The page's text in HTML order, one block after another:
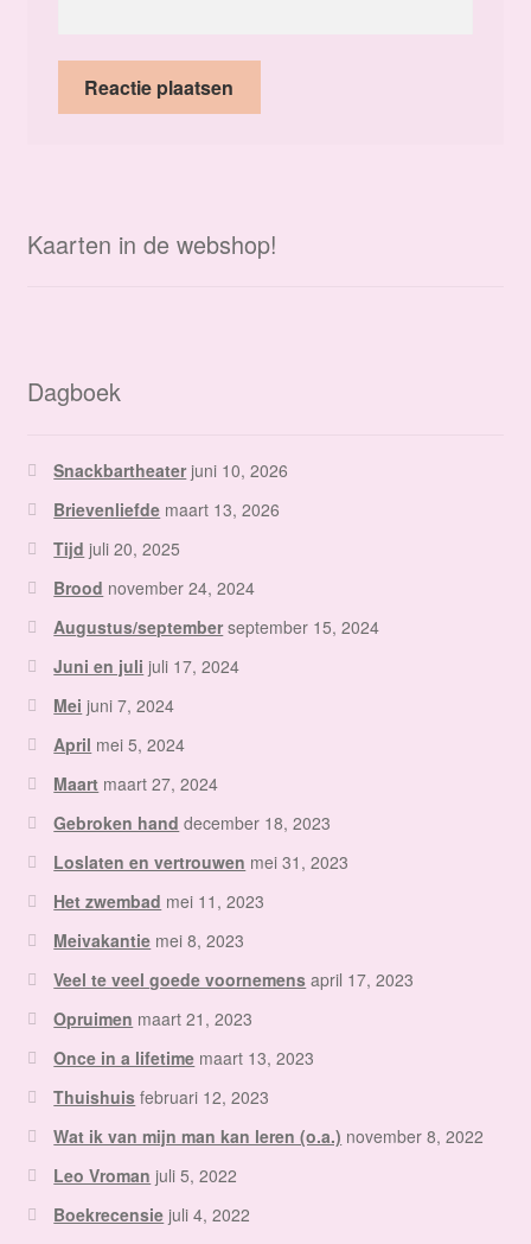
Kaarten in de webshop!
Dagboek
Snackbartheater juni 10, 2026
Brievenliefde maart 13, 2026
Tijd juli 20, 2025
Brood november 24, 2024
Augustus/september september 15, 2024
Juni en juli juli 17, 2024
Mei juni 7, 2024
April mei 5, 2024
Maart maart 27, 2024
Gebroken hand december 18, 2023
Loslaten en vertrouwen mei 31, 2023
Het zwembad mei 11, 2023
Meivakantie mei 8, 2023
Veel te veel goede voornemens april 17, 2023
Opruimen maart 21, 2023
Once in a lifetime maart 13, 2023
Thuishuis februari 12, 2023
Wat ik van mijn man kan leren (o.a.) november 8, 2022
Leo Vroman juli 5, 2022
Boekrecensie juli 4, 2022